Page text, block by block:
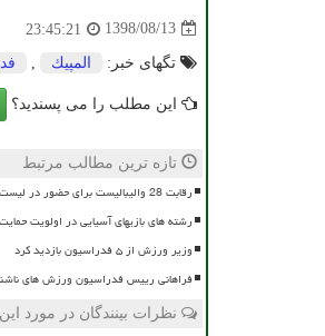
1398/08/13
23:45:21
تگهای خبر: المپیك
این مطلب را می پسندید؟
تازه ترین مطالب مرتبط
رقابت 28 والیبالیست برای حضور در لیست نهائی تیم ملی
رشته های بازیهای آسیایی در اولویت
وزیر ورزش از ۵ فدراسیون بازدید کرد
فراهانی رییس فدراسیون ورزش های
نظرات بینندگان در مورد